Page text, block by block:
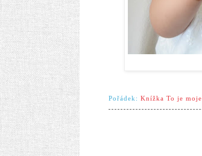
Pořádek: Knížka To je moje